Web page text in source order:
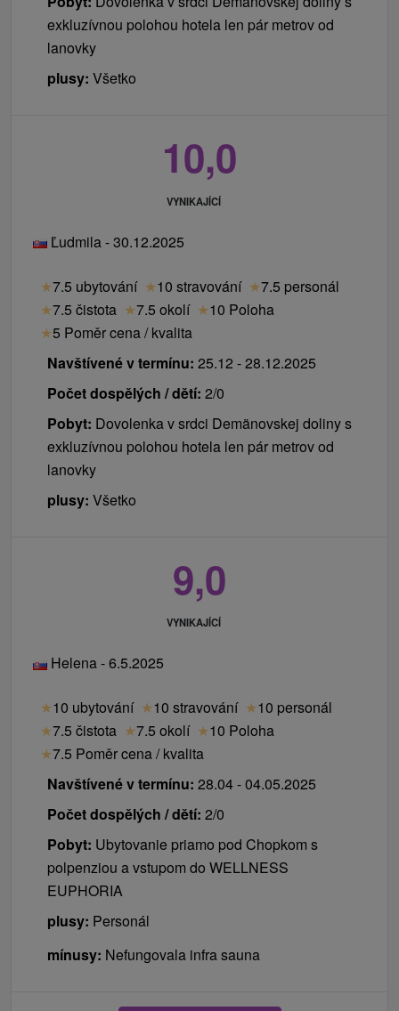
bezplatné zapůjčení holí Nordic Walking
Ceník - Bonusy
WiFi připojení v celém hotelu
cenově zvýhodněné vstupy do WELLNESS
EUPHORIA v rámci pobytových balíčků
REGENERACE A ZASTÁVEK v Hotelu SOREA
30 % sleva na vstup do Wellness URANIA v
Hotelu SOREA URAN v Tatranské Lomnici
30 % sleva na vstup do AQUA Relax centra v
Hotelu SOREA TITRIS v Tatranské Lomnici
20 % sleva do BOWLING centra v Hotelu SOREA
HUTNÍK v Tatranských Matliarov
30 % sleva na další vstupy do krytého bazénu s
termální vodou v Hotelu SOREA MÁJ v
Liptovském Jánu
děti
Děti do 2,99 let bez nároku na lůžko a služby
1 dítě 3 - 7,99 let na přistýlce včetně ubytování a
polopenze při dvou plně platících osobách
SENIOR).
Ceník - Příplatky
Platí se místě při příjezdu
daň za ubytování 1,50 € / osoba / noc
za ubytování se zvířetem 20,00 € / zvíře / noc
exkluzívnou polohou hotela len pár metrov od
lanovky
plusy: Všetko
10,0
VYNIKAJÍCÍ
Ľudmila - 30.12.2025
★7.5 ubytování ★10 stravování ★7.5 personál
★7.5 čistota ★7.5 okolí ★10 Poloha
★5 Poměr cena / kvalita
Navštívené v termínu: 25.12 - 28.12.2025
Počet dospělých / dětí: 2/0
Pobyt: Dovolenka v srdci Demänovskej doliny s
exkluzívnou polohou hotela len pár metrov od
lanovky
plusy: Všetko
9,0
VYNIKAJÍCÍ
Helena - 6.5.2025
★10 ubytování ★10 stravování ★10 personál
★7.5 čistota ★7.5 okolí ★10 Poloha
★7.5 Poměr cena / kvalita
Navštívené v termínu: 28.04 - 04.05.2025
Počet dospělých / dětí: 2/0
Pobyt: Ubytovanie priamo pod Chopkom s
polpenziou a vstupom do WELLNESS
EUPHORIA
plusy: Personál
mínusy: Nefungovala infra sauna